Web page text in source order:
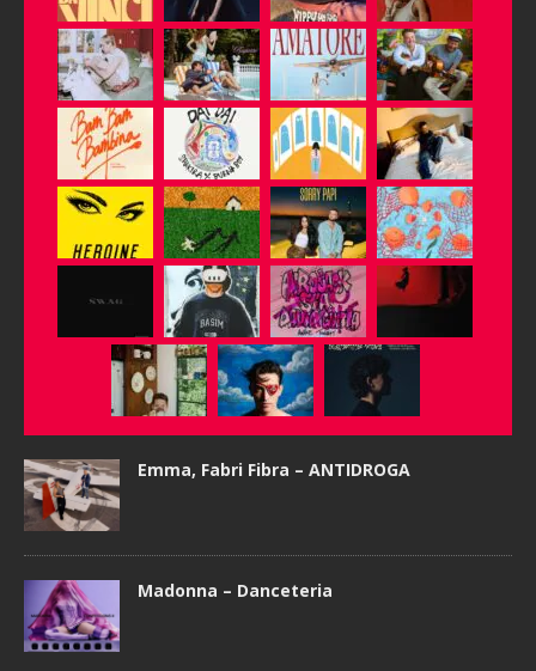
Emma, Fabri Fibra – ANTIDROGA
Madonna – Danceteria